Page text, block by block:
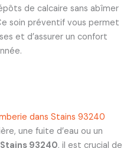
de calcaire sans abîmer
soin préventif vous permet
et d’assurer un confort
dans Stains 93240
une fuite d’eau ou un
Stains 93240, il est crucial de